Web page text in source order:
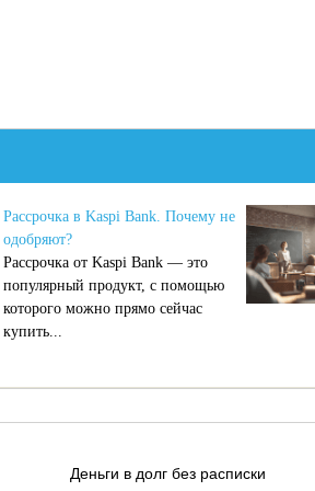
Рассрочка в Kaspi Bank. Почему не
одобряют?
Рассрочка от Kaspi Bank — это
популярный продукт, с помощью
которого можно прямо сейчас
купить...
Деньги в долг без расписки